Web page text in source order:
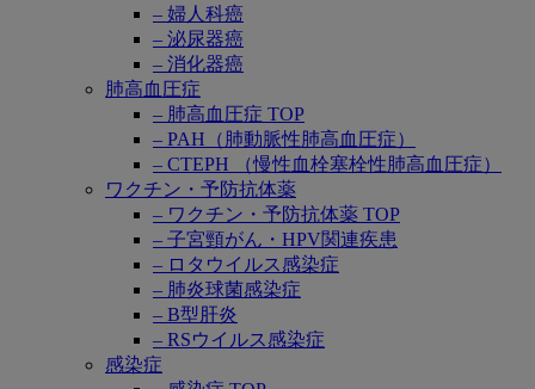
– 婦人科癌
– 泌尿器癌
– 消化器癌
肺高血圧症
– 肺高血圧症 TOP
– PAH（肺動脈性肺高血圧症）
– CTEPH （慢性血栓塞栓性肺高血圧症）
ワクチン・予防抗体薬
– ワクチン・予防抗体薬 TOP
– 子宮頸がん・HPV関連疾患
– ロタウイルス感染症
– 肺炎球菌感染症
– B型肝炎
– RSウイルス感染症
感染症